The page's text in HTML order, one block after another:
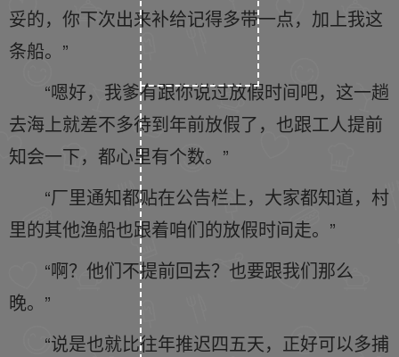
妥的，你下次出来补给记得多带一点，加上我这
条船。”
“嗯好，我爹有跟你说过放假时间吧，这一趟
去海上就差不多待到年前放假了，也跟工人提前
知会一下，都心里有个数。”
“厂里通知都贴在公告栏上，大家都知道，村
里的其他渔船也跟着咱们的放假时间走。”
“啊？他们不提前回去？也要跟我们那么
晚。”
“说是也就比往年推迟四五天，正好可以多捕